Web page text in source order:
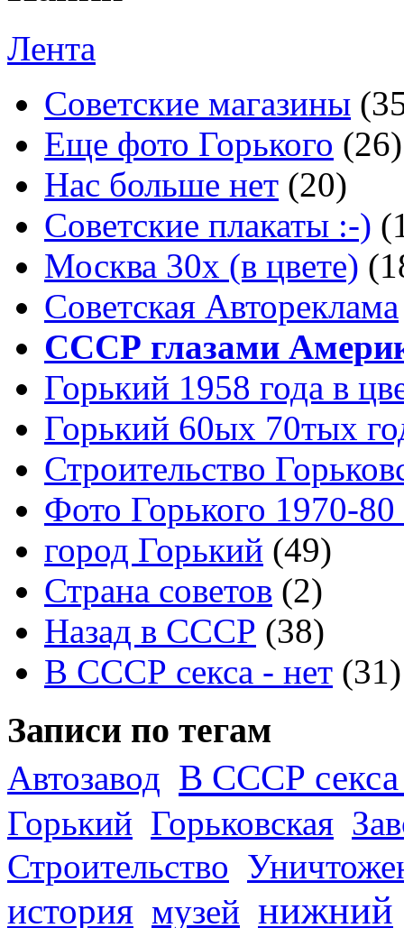
Лента
Советские магазины
Еще фото Горького (26)
Нас больше нет (20)
Советские плакаты :-)
Москва 30x (в цвете)
Советская Автореклама
СССР глазами
Горький 1958 года в
Горький 60ых 70тых
Строительство
Фото Горького 1970-80
город Горький (49)
Страна советов (2)
Назад в СССР (38)
В СССР секса - нет (31)
Записи по тегам
Автозавод В СССР секса
Горький Горьковская
Строительство
история музей нижний